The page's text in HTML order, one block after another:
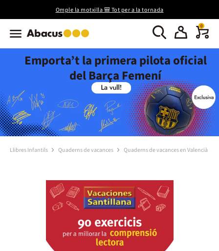
Omple la motxilla 🎒 Tot per a la tornada
0
Emporta’t la primera pilota oficial
del Barça Femení
Llibres Infantils Quaderns de vacances Quaderns de vacances en Valencià